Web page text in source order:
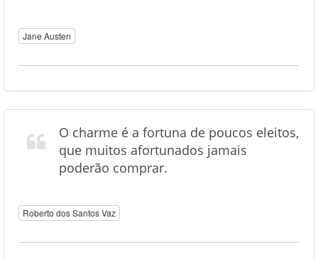
Jane Austen
O charme é a fortuna de poucos eleitos,
que muitos afortunados jamais
poderão comprar.
Roberto dos Santos Vaz